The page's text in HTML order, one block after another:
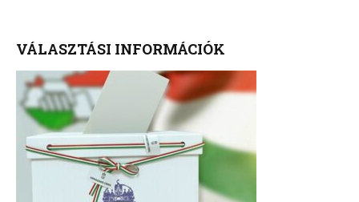
VÁLASZTÁSI INFORMÁCIÓK